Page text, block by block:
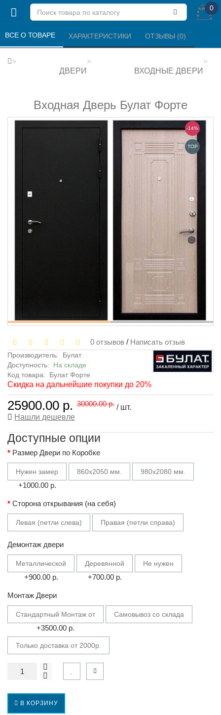
0
ДВЕРИ ВХОДНЫЕ ДВЕРИ
Входная Дверь Булат Форте
ВСЕ О ТОВАРЕ ХАРАКТЕРИСТИКИ ОТЗЫВЫ (0)
-14%
TOP
0 отзывов / Написать отзыв
Производитель:
Булат
Доступность: На складе
Код товара:
Булат Форте
Скидка на дальнейшие покупки до 20%
25900.00 р. 30000.00 р. / шт.
Нашли дешевле
Доступные опции
Размер Двери по Коробке
Нужен замер
+1000.00 р.
860х2050 мм. 980х2080 мм.
Сторона открывания (на себя)
Левая (петли слева) Правая (петли справа)
Демонтаж двери
Металлической
+900.00 р.
Деревянной
+700.00 р.
Не нужен
Монтаж Двери
Стандартный Монтаж от
+3500.00 р.
Самовывоз со склада
Только доставка от 2000р.
В КОРЗИНУ